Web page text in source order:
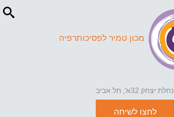
מכון טמיר לפסיכותרפיה
נחלת יצחק 32א', תל אביב
לחצו לשיחה